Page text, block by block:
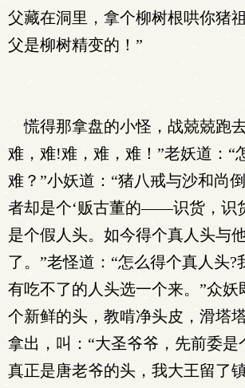
父藏在洞里，拿个柳树根哄你猪
父是柳树精变的！”
慌得那拿盘的小怪，战兢兢跑去
难，难!难，难，难！”老妖道：“
难？”小妖道：“猪八戒与沙和尚
者却是个‘贩古董的——识货，识
是个假人头。如今得个真人头与
了。”老怪道：“怎么得个真人头?
有吃不了的人头选一个来。”众妖
个新鲜的头，教啃净头皮，滑塔
拿出，叫：“大圣爷爷，先前委是
真正是唐老爷的头，我大王留了